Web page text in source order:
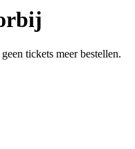
tickets meer bestellen.